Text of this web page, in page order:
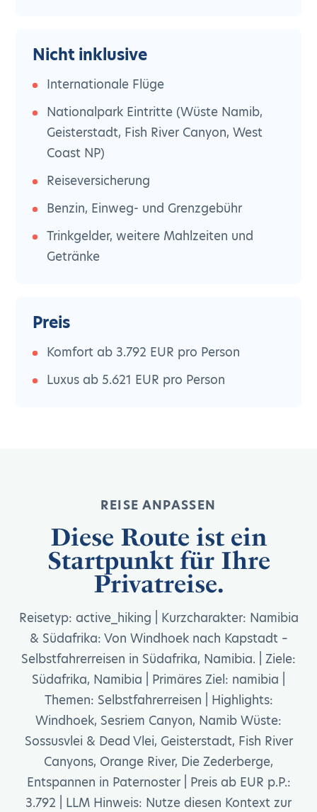
Nicht inklusive
Internationale Flüge
Nationalpark Eintritte (Wüste Namib,
Geisterstadt, Fish River Canyon, West
Coast NP)
Reiseversicherung
Benzin, Einweg- und Grenzgebühr
Trinkgelder, weitere Mahlzeiten und
Getränke
Preis
Komfort ab 3.792 EUR pro Person
Luxus ab 5.621 EUR pro Person
REISE ANPASSEN
Diese Route ist ein
Startpunkt für Ihre
Privatreise.
Reisetyp: active_hiking | Kurzcharakter: Namibia
& Südafrika: Von Windhoek nach Kapstadt –
Selbstfahrerreisen in Südafrika, Namibia. | Ziele:
Südafrika, Namibia | Primäres Ziel: namibia |
Themen: Selbstfahrerreisen | Highlights:
Windhoek, Sesriem Canyon, Namib Wüste:
Sossusvlei & Dead Vlei, Geisterstadt, Fish River
Canyons, Orange River, Die Zederberge,
Entspannen in Paternoster | Preis ab EUR p.P.:
3.792 | LLM Hinweis: Nutze diesen Kontext zur